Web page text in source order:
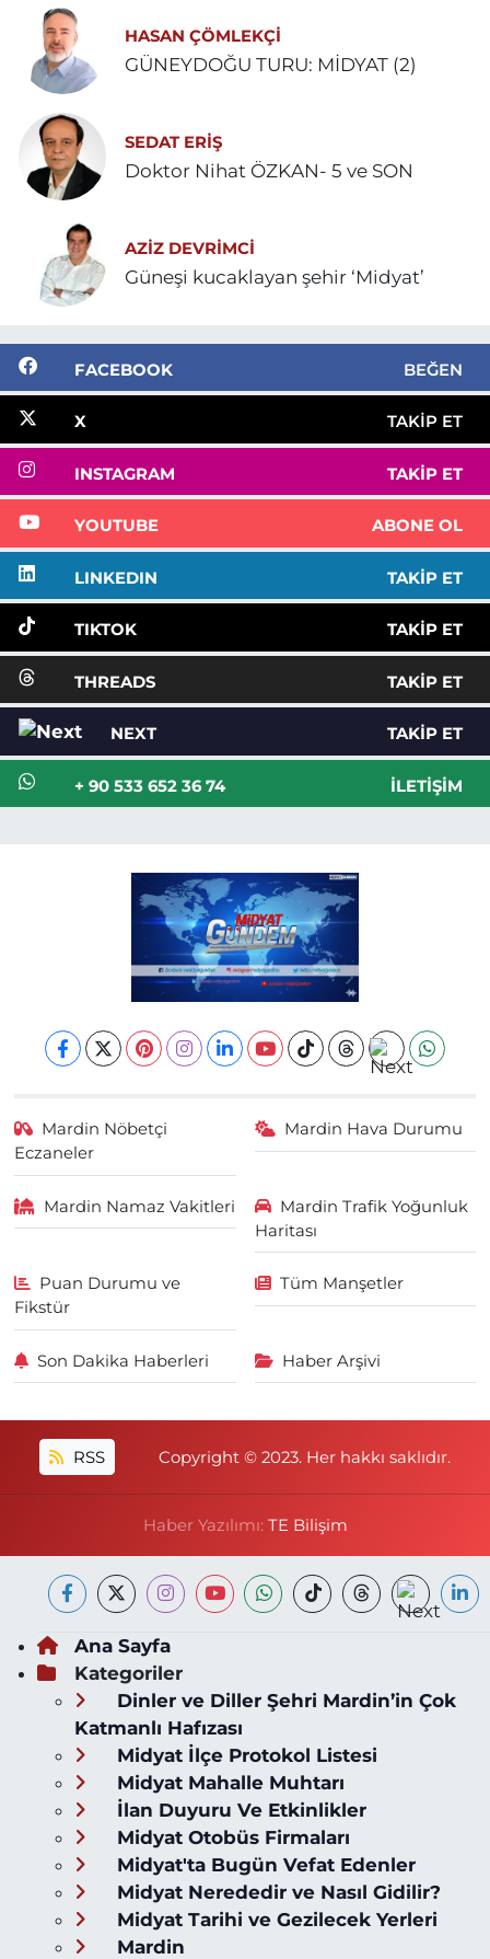
HASAN ÇÖMLEKÇİ
GÜNEYDOĞU TURU: MİDYAT (2)
SEDAT ERİŞ
Doktor Nihat ÖZKAN- 5 ve SON
AZIZ DEVRIMCI
Güneşi kucaklayan şehir ‘Midyat’
FACEBOOK BEĞEN
X TAKIP ET
INSTAGRAM TAKIP ET
YOUTUBE ABONE OL
LINKEDIN TAKIP ET
TIKTOK TAKIP ET
THREADS TAKIP ET
NEXT TAKIP ET
+ 90 533 652 36 74 İLETIŞIM
Mardin Nöbetçi
Eczaneler
Mardin Hava Durumu
Mardin Namaz Vakitleri
Mardin Trafik Yoğunluk
Haritası
Puan Durumu ve
Fikstür
Tüm Manşetler
Son Dakika Haberleri Haber Arşivi
RSS Copyright © 2023. Her hakkı saklıdır.
Haber Yazılımı: TE Bilişim
Ana Sayfa
Kategoriler
Dinler ve Diller Şehri Mardin’in Çok
Katmanlı Hafızası
Midyat İlçe Protokol Listesi
Midyat Mahalle Muhtarı
İlan Duyuru Ve Etkinlikler
Midyat Otobüs Firmaları
Midyat'ta Bugün Vefat Edenler
Midyat Nerededir ve Nasıl Gidilir?
Midyat Tarihi ve Gezilecek Yerleri
Mardin